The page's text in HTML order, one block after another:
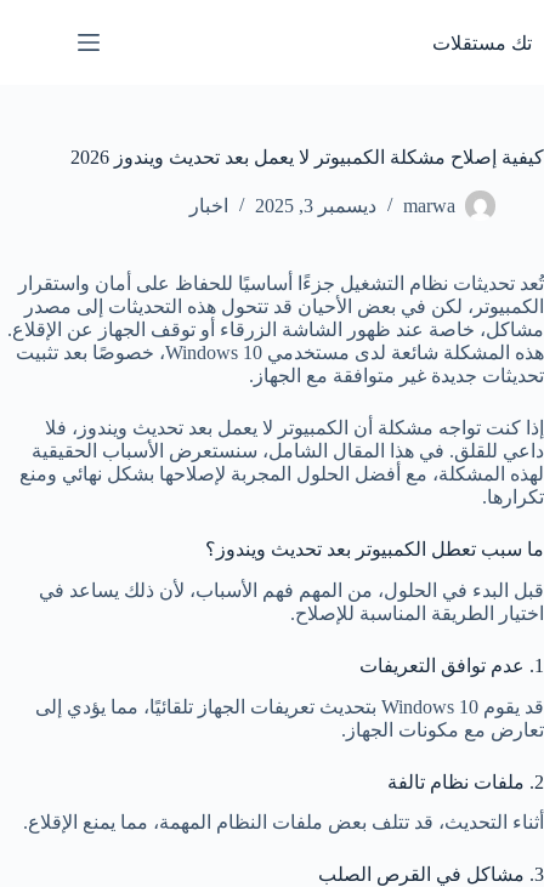
إلى
المحتوى
تك مستقلات
كيفية إصلاح مشكلة الكمبيوتر لا يعمل بعد تحديث ويندوز 2026
marwa ديسمبر 3, 2025 اخبار
تُعد تحديثات نظام التشغيل جزءًا أساسيًا للحفاظ على أمان واستقرار
الكمبيوتر، لكن في بعض الأحيان قد تتحول هذه التحديثات إلى مصدر
مشاكل، خاصة عند ظهور الشاشة الزرقاء أو توقف الجهاز عن الإقلاع.
هذه المشكلة شائعة لدى مستخدمي Windows 10، خصوصًا بعد تثبيت
تحديثات جديدة غير متوافقة مع الجهاز.
إذا كنت تواجه مشكلة أن الكمبيوتر لا يعمل بعد تحديث ويندوز، فلا
داعي للقلق. في هذا المقال الشامل، سنستعرض الأسباب الحقيقية
لهذه المشكلة، مع أفضل الحلول المجربة لإصلاحها بشكل نهائي ومنع
تكرارها.
ما سبب تعطل الكمبيوتر بعد تحديث ويندوز؟
قبل البدء في الحلول، من المهم فهم الأسباب، لأن ذلك يساعد في
اختيار الطريقة المناسبة للإصلاح.
1. عدم توافق التعريفات
قد يقوم Windows 10 بتحديث تعريفات الجهاز تلقائيًا، مما يؤدي إلى
تعارض مع مكونات الجهاز.
2. ملفات نظام تالفة
أثناء التحديث، قد تتلف بعض ملفات النظام المهمة، مما يمنع الإقلاع.
3. مشاكل في القرص الصلب